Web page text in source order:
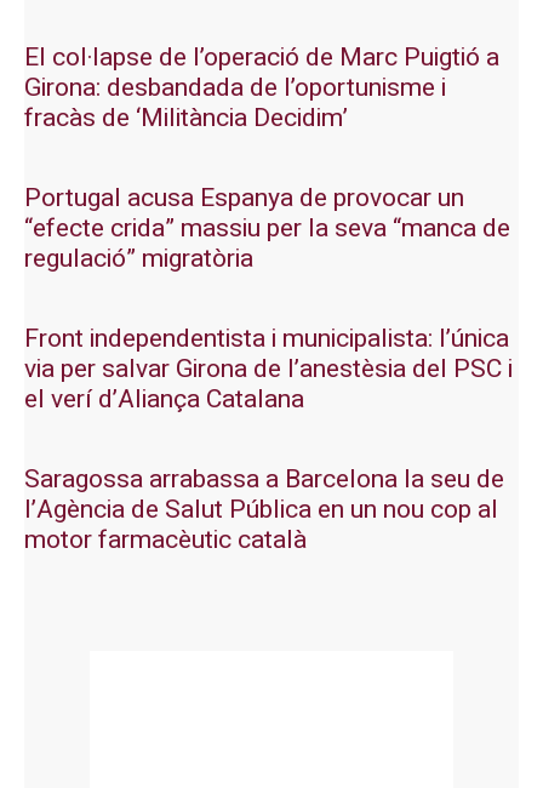
El col·lapse de l’operació de Marc Puigtió a
Girona: desbandada de l’oportunisme i
fracàs de ‘Militància Decidim’
Portugal acusa Espanya de provocar un
“efecte crida” massiu per la seva “manca de
regulació” migratòria
Front independentista i municipalista: l’única
via per salvar Girona de l’anestèsia del PSC i
el verí d’Aliança Catalana
Saragossa arrabassa a Barcelona la seu de
l’Agència de Salut Pública en un nou cop al
motor farmacèutic català